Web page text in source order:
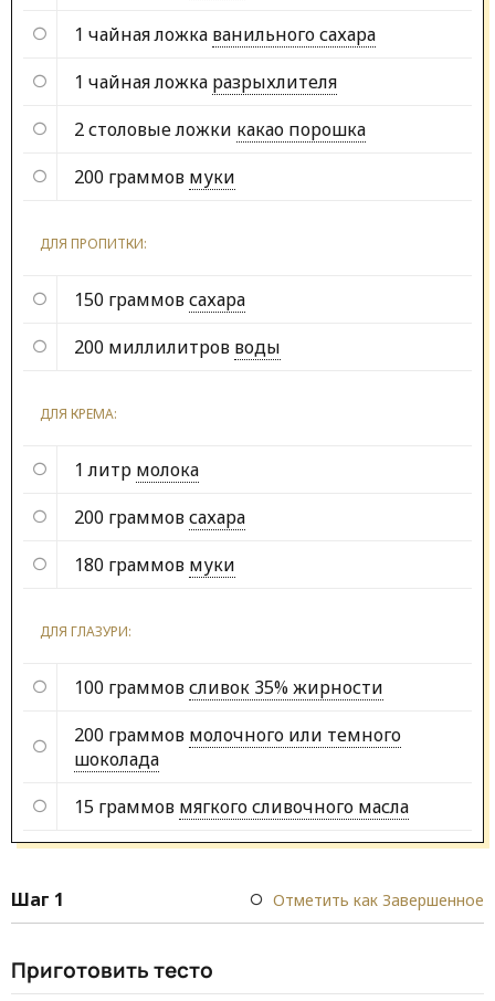
1 чайная ложка ванильного сахара
1 чайная ложка разрыхлителя
2 столовые ложки какао порошка
200 граммов муки
ДЛЯ ПРОПИТКИ:
150 граммовсахара
200 миллилитров воды
ДЛЯ КРЕМА:
1 литр молока
200 граммовсахара
180 граммов муки
ДЛЯ ГЛАЗУРИ:
100 граммовсливок 35% жирности
200 граммов молочного или темного
шоколада
15 граммов мягкого сливочного масла
Шаг 1 Отметить как Завершенное
Приготовить тесто